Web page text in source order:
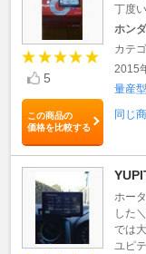
5
この商品の
価格を比較する
丁度
ホン
カテ
2015
量産
同じ
ホー
した
では
ユピ